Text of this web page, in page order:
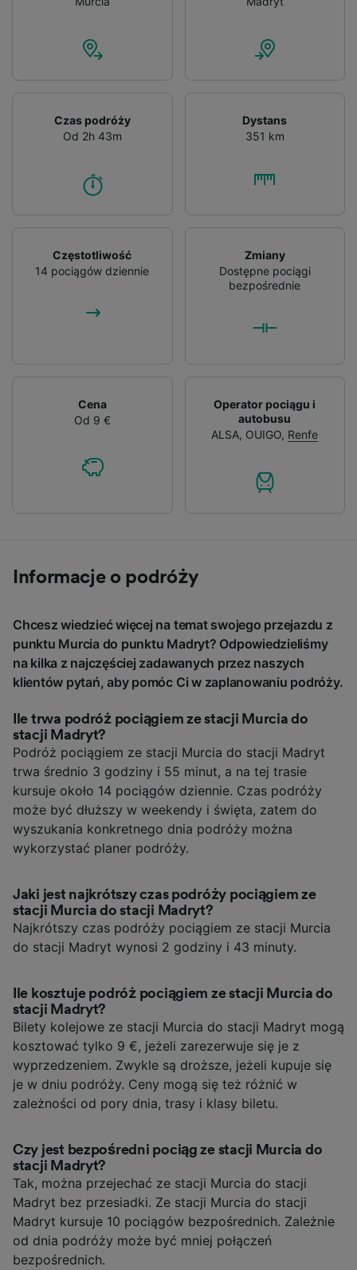
Czas podróży
Od 2h 43m
Dystans
351 km
Częstotliwość
14 pociągów dziennie
Zmiany
Dostępne pociągi
bezpośrednie
Cena
Od 9 €
Operator pociągu i
autobusu
ALSA, OUIGO, Renfe
Informacje o podróży
Chcesz wiedzieć więcej na temat swojego przejazdu z
punktu Murcia do punktu Madryt? Odpowiedzieliśmy
na kilka z najczęściej zadawanych przez naszych
klientów pytań, aby pomóc Ci w zaplanowaniu podróży.
Ile trwa podróż pociągiem ze stacji Murcia do
stacji Madryt?
Podróż pociągiem ze stacji Murcia do stacji Madryt
trwa średnio 3 godziny i 55 minut, a na tej trasie
kursuje około 14 pociągów dziennie. Czas podróży
może być dłuższy w weekendy i święta, zatem do
wyszukania konkretnego dnia podróży można
wykorzystać planer podróży.
Jaki jest najkrótszy czas podróży pociągiem ze
stacji Murcia do stacji Madryt?
Najkrótszy czas podróży pociągiem ze stacji Murcia
do stacji Madryt wynosi 2 godziny i 43 minuty.
Ile kosztuje podróż pociągiem ze stacji Murcia do
stacji Madryt?
Bilety kolejowe ze stacji Murcia do stacji Madryt mogą
kosztować tylko 9 €, jeżeli zarezerwuje się je z
wyprzedzeniem. Zwykle są droższe, jeżeli kupuje się
je w dniu podróży. Ceny mogą się też różnić w
zależności od pory dnia, trasy i klasy biletu.
Czy jest bezpośredni pociąg ze stacji Murcia do
stacji Madryt?
Tak, można przejechać ze stacji Murcia do stacji
Madryt bez przesiadki. Ze stacji Murcia do stacji
Madryt kursuje 10 pociągów bezpośrednich. Zależnie
od dnia podróży może być mniej połączeń
bezpośrednich.